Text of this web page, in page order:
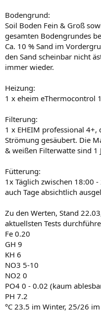
Bodengrund:
Soil Boden Fein & Groß
gesamten Bodengrundes
Ca. 10 % Sand im
den Sand scheinbar nicht
immer wieder.
Heizung:
1 x eheim eThermocontrol
Filterung:
1 x EHEIM professional
Strömung gesäubert. Die
& weißen Filterwatte sind 1
Fütterung:
1x Täglich zwischen 18:00
auch Tage absichtlich
Zu den Werten, Stand
aktuellsten Tests
Fe 0.20
GH 9
KH 6
NO3 5-10
NO2 0
PO4 0 - 0.02 (kaum
PH 7.2
°C 23.5 im Winter, 25/26